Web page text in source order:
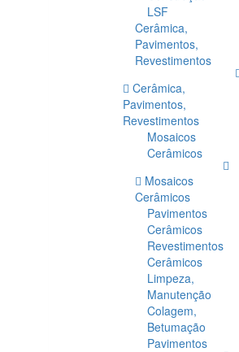
LSF
Cerâmica,
Pavimentos,
Revestimentos
Cerâmica,
Pavimentos,
Revestimentos
Mosaicos
Cerâmicos
Mosaicos
Cerâmicos
Pavimentos
Cerâmicos
Revestimentos
Cerâmicos
Limpeza,
Manutenção
Colagem,
Betumação
Pavimentos